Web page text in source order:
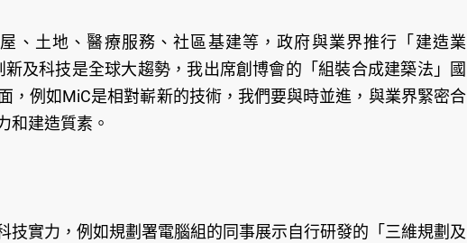
、土地、醫療服務、社區基建等，政府與業界推行「建造業
及科技是全球大趨勢，我出席創博會的「組裝合成建築法」國
，例如MiC是相對嶄新的技術，我們要與時並進，與業界緊密合
和建造質素。
實力，例如規劃署電腦組的同事展示自行研發的「三維規劃及